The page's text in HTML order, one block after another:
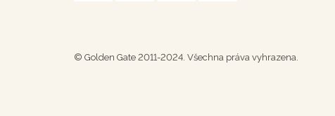
© Golden Gate 2011-2024. Všechna práva vyhrazena.